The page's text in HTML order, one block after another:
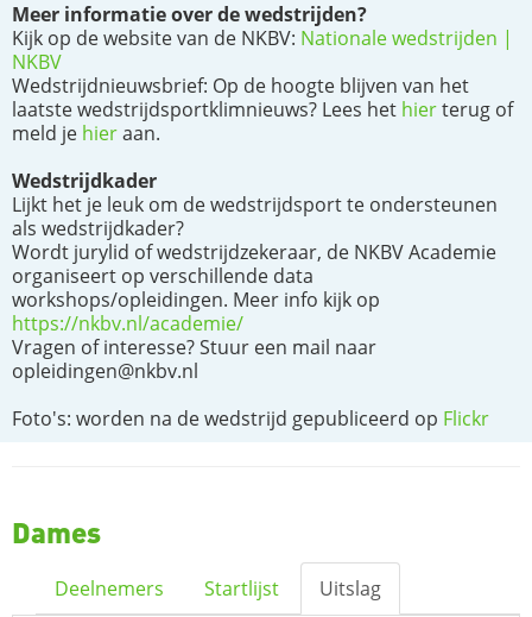
Meer informatie over de wedstrijden?
Kijk op de website van de NKBV: Nationale wedstrijden |
NKBV
Wedstrijdnieuwsbrief: Op de hoogte blijven van het
laatste wedstrijdsportklimnieuws? Lees het hierterug of
meld je hieraan.
Wedstrijdkader
Lijkt het je leuk om de wedstrijdsport te ondersteunen
als wedstrijdkader?
Wordt jurylid of wedstrijdzekeraar, de NKBV Academie
organiseert op verschillende data
workshops/opleidingen. Meer info kijk op
https://nkbv.nl/academie/
Vragen of interesse? Stuur een mail naar
opleidingen@nkbv.nl
Foto's: worden na de wedstrijd gepubliceerd op Flickr
Dames
Deelnemers Startlijst Uitslag